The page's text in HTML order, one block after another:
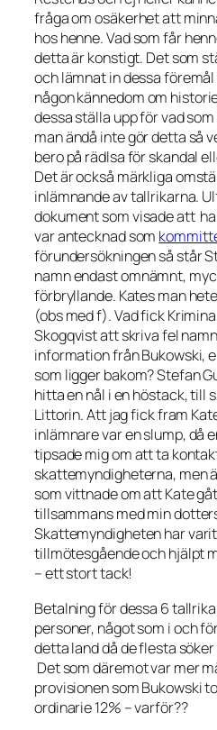
fråga om osäkerhet att
hos henne. Vad som får
detta är konstigt. Det som
och lämnat in dessa
någon kännedom om
dessa ställa upp för vad
man ändå inte gör detta så
bero på rädlsa för skandal
Det är också märkliga
inlämnande av tallrikarna.
dokument som visade att
var antecknad som
förundersökningen så står
namn endast omnämnt,
förbryllande. Kates man
(obs med f). Vad fick
Skogqvist att skriva fel
information från Bukowski,
som ligger bakom? Stefan
hitta en nål i en höstack, till
Littorin. Att jag fick fram
inlämnare var en slump, då
tipsade mig om att ta
skattemyndigheterna, men
som vittnade om att Kate
tillsammans med min
Skattemyndigheten har
tillmötesgående och hjälpt
– ett stort tack!
Betalning för dessa 6
personer, något som i och
detta land då de flesta
Det som däremot var mer
provisionen som Bukowski
ordinarie 12% – varför??